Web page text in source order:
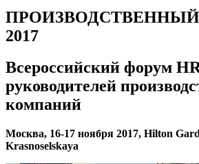
2017
Всероссийский форум
руководителей
компаний
Москва, 16-17 ноября 2017, Hilton
Krasnoselskaya